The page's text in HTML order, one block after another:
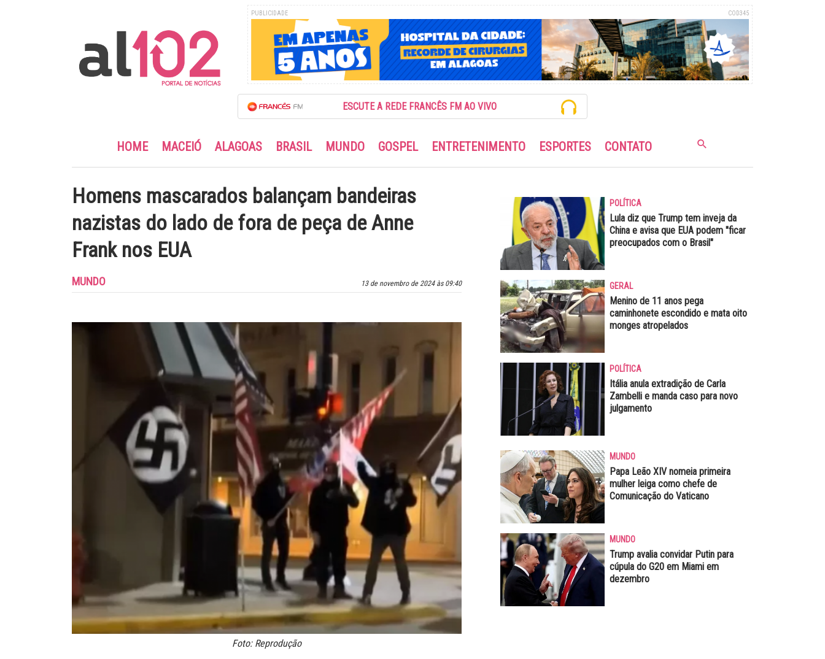
PUBLICIDADE COD345
ESCUTE A REDE FRANCÊS FM AO VIVO
HOME MACEIÓ ALAGOAS BRASIL MUNDO GOSPEL ENTRETENIMENTO ESPORTES CONTATO
Homens mascarados balançam bandeiras
nazistas do lado de fora de peça de Anne
Frank nos EUA
13 de novembro de 2024 às 09:40
MUNDO
Foto: Reprodução
POLÍTICA
Lula diz que Trump tem inveja da
China e avisa que EUA podem "ficar
preocupados com o Brasil"
GERAL
Menino de 11 anos pega
caminhonete escondido e mata oito
monges atropelados
POLÍTICA
Itália anula extradição de Carla
Zambelli e manda caso para novo
julgamento
MUNDO
Papa Leão XIV nomeia primeira
mulher leiga como chefe de
Comunicação do Vaticano
MUNDO
Trump avalia convidar Putin para
cúpula do G20 em Miami em
dezembro